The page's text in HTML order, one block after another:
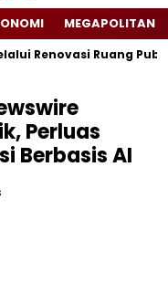
MEGAPOLITAN
Ruang Publik
Perluas
Berbasis AI